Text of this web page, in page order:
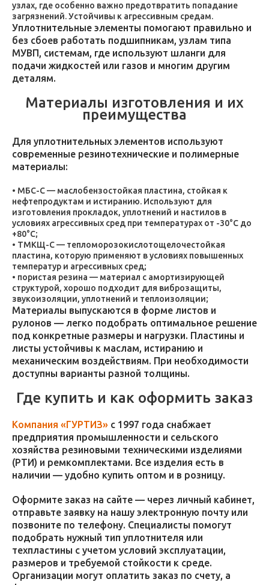
узлах, где особенно важно предотвратить попадание
загрязнений. Устойчивы к агрессивным средам.
Уплотнительные элементы помогают правильно и
без сбоев работать подшипникам, узлам типа
МУВП, системам, где используют шланги для
подачи жидкостей или газов и многим другим
деталям.
Материалы изготовления и их
преимущества
Для уплотнительных элементов используют
современные резинотехнические и полимерные
материалы:
МБС-С — маслобензостойкая пластина, стойкая к
нефтепродуктам и истиранию. Используют для
изготовления прокладок, уплотнений и настилов в
условиях агрессивных сред при температурах от -30°C до
+80°C;
ТМКЩ-С — тепломорозокислотощелочестойкая
пластина, которую применяют в условиях повышенных
температур и агрессивных сред;
пористая резина — материал с амортизирующей
структурой, хорошо подходит для виброзащиты,
звукоизоляции, уплотнений и теплоизоляции;
Материалы выпускаются в форме листов и
рулонов — легко подобрать оптимальное решение
под конкретные размеры и нагрузки. Пластины и
листы устойчивы к маслам, истиранию и
механическим воздействиям. При необходимости
доступны варианты разной толщины.
Где купить и как оформить заказ
Компания «ГУРТИЗ» с 1997 года снабжает
предприятия промышленности и сельского
хозяйства резиновыми техническими изделиями
(РТИ) и ремкомплектами. Все изделия есть в
наличии — удобно купить оптом и в розницу.
Оформите заказ на сайте — через личный кабинет,
отправьте заявку на нашу электронную почту или
позвоните по телефону. Специалисты помогут
подобрать нужный тип уплотнителя или
техпластины с учетом условий эксплуатации,
размеров и требуемой стойкости к среде.
Организации могут оплатить заказ по счету, а